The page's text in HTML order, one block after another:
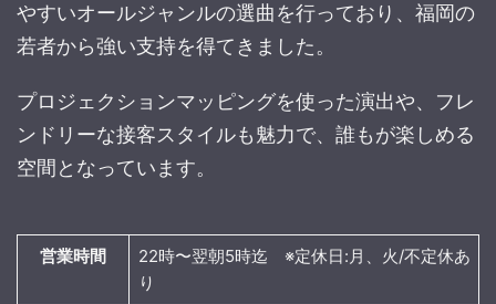
やすいオールジャンルの選曲を行っており、福岡の
若者から強い支持を得てきました。
プロジェクションマッピングを使った演出や、フレ
ンドリーな接客スタイルも魅力で、誰もが楽しめる
空間となっています。
営業時間
22時〜翌朝5時迄 ※定休日:月、火/不定休あ
り